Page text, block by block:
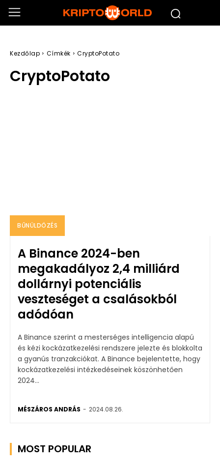
Kezdőlap Címkék CryptoPotato
CryptoPotato
BŰNÜLDÖZÉS
A Binance 2024-ben
megakadályoz 2,4 milliárd
dollárnyi potenciális
veszteséget a csalásokból
adódóan
A Binance szerint a mesterséges intelligencia alapú
és kézi kockázatkezelési rendszere jelezte és blokkolta
a gyanús tranzakciókat. A Binance bejelentette, hogy
kockázatkezelési intézkedéseinek köszönhetően
2024...
MÉSZÁROS ANDRÁS - 2024.08.26.
MOST POPULAR